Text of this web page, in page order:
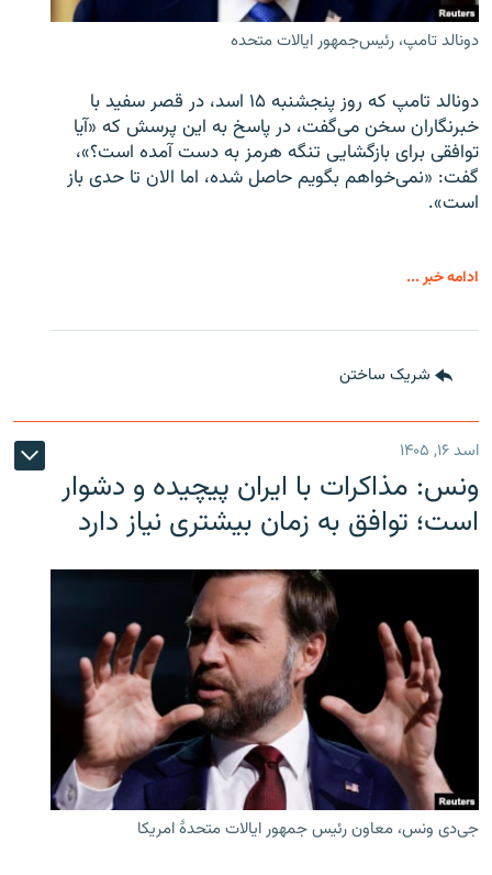
دونالد تامپ، رئیس‌جمهور ایالات متحده
دونالد تامپ که روز پنجشنبه ۱۵ اسد، در قصر سفید با
خبرنگاران سخن می‌گفت، در پاسخ به این پرسش که «آیا
توافقی برای بازگشایی تنگه هرمز به دست آمده است؟»،
گفت: «نمی‌خواهم بگویم حاصل شده، اما الان تا حدی باز
است».
ادامه خبر ...
شریک ساختن
اسد ۱۶, ۱۴۰۵
ونس: مذاکرات با ایران پیچیده و دشوار
است؛ توافق به زمان بیشتری نیاز دارد
جی‌دی ونس، معاون رئیس جمهور ایالات متحدۀ امریکا